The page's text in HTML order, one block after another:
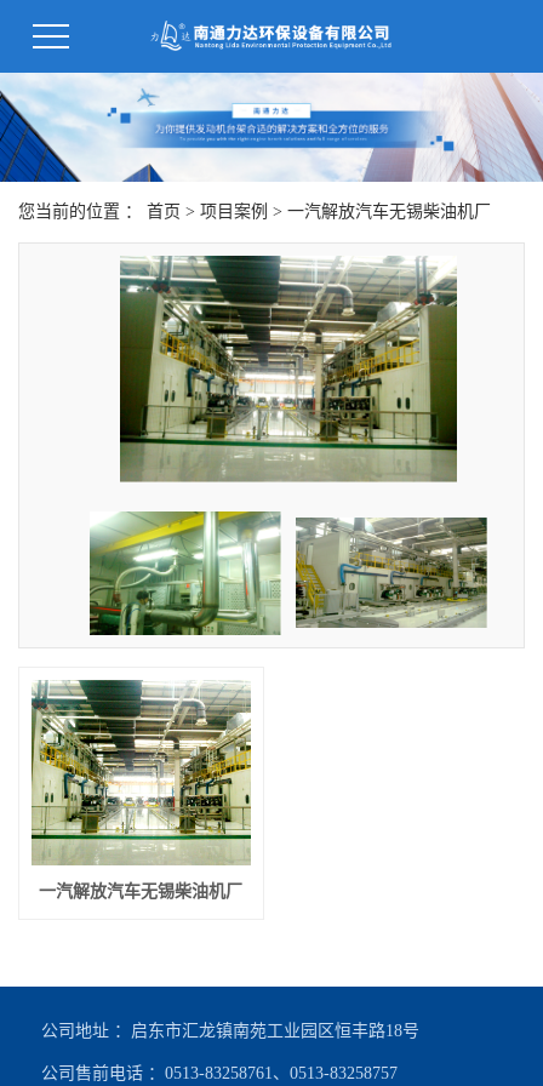
您当前的位置 ： 首页 > 项目案例 > 一汽解放汽车无锡柴油机厂
一汽解放汽车无锡柴油机厂
公司地址 ：启东市汇龙镇南苑工业园区恒丰路18号
公司售前电话 ：0513-83258761、0513-83258757